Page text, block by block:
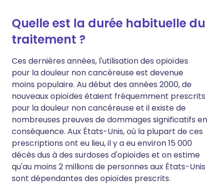
Quelle est la durée habituelle du
traitement ?
Ces dernières années, l'utilisation des opioïdes
pour la douleur non cancéreuse est devenue
moins populaire. Au début des années 2000, de
nouveaux opioïdes étaient fréquemment prescrits
pour la douleur non cancéreuse et il existe de
nombreuses preuves de dommages significatifs en
conséquence. Aux États-Unis, où la plupart de ces
prescriptions ont eu lieu, il y a eu environ 15 000
décès dus à des surdoses d'opioïdes et on estime
qu'au moins 2 millions de personnes aux États-Unis
sont dépendantes des opioïdes prescrits.